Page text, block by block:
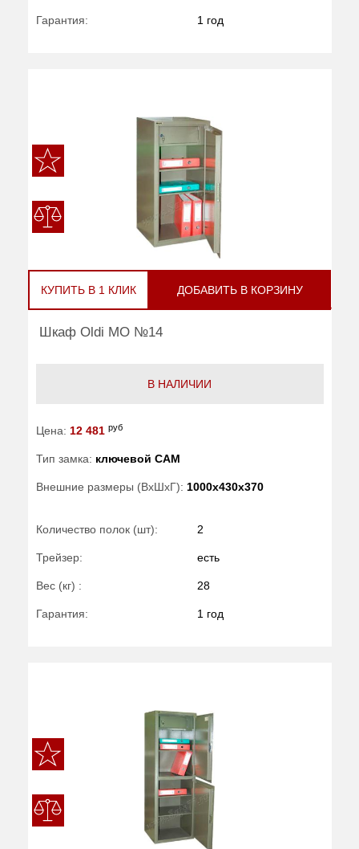
Гарантия: 1 год
КУПИТЬ В 1 КЛИК ДОБАВИТЬ В КОРЗИНУ
Шкаф Oldi МО №14
В НАЛИЧИИ
Цена: 12 481 руб
Тип замка: ключевой САМ
Внешние размеры (ВхШхГ): 1000x430x370
Количество полок (шт): 2
Трейзер: есть
Вес (кг) : 28
Гарантия: 1 год